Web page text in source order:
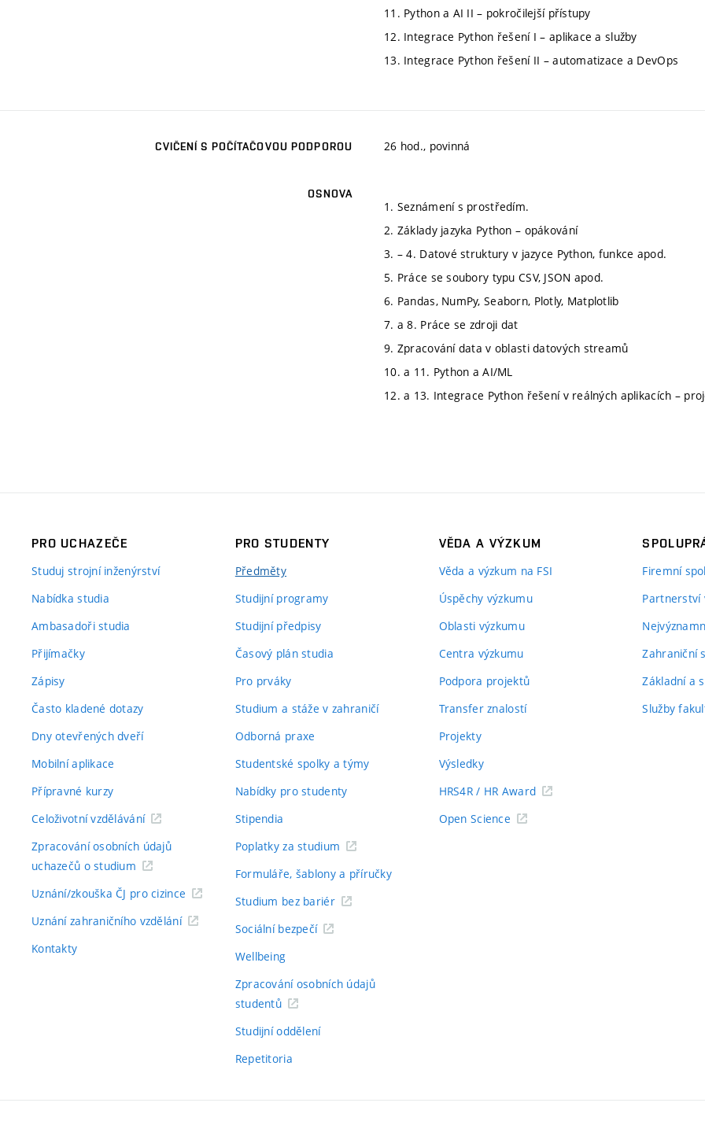
11. Python a AI II – pokročilejší přístupy
12. Integrace Python řešení I – aplikace a služby
13. Integrace Python řešení II – automatizace a DevOps
CVIČENÍ S POČÍTAČOVOU PODPOROU 26 hod., povinná
OSNOVA
1. Seznámení s prostředím.
2. Základy jazyka Python – opákování
3. – 4. Datové struktury v jazyce Python, funkce apod.
5. Práce se soubory typu CSV, JSON apod.
6. Pandas, NumPy, Seaborn, Plotly, Matplotlib
7. a 8. Práce se zdroji dat
9. Zpracování data v oblasti datových streamů
10. a 11. Python a AI/ML
12. a 13. Integrace Python řešení v reálných aplikacích –
PRO UCHAZEČE
Studuj strojní inženýrství
Nabídka studia
Ambasadoři studia
Přijímačky
Zápisy
Často kladené dotazy
Dny otevřených dveří
Mobilní aplikace
Přípravné kurzy
Celoživotní vzdělávání
Zpracování osobních údajů
uchazečů o studium
Uznání/zkouška ČJ pro cizince
Uznání zahraničního vzdělání
Kontakty
PRO STUDENTY
Předměty
Studijní programy
Studijní předpisy
Časový plán studia
Pro prváky
Studium a stáže v zahraničí
Odborná praxe
Studentské spolky a týmy
Nabídky pro studenty
Stipendia
Poplatky za studium
Formuláře, šablony a příručky
Studium bez bariér
Sociální bezpečí
Wellbeing
Zpracování osobních údajů
studentů
Studijní oddělení
Repetitoria
VĚDA A VÝZKUM
Věda a výzkum na FSI
Úspěchy výzkumu
Oblasti výzkumu
Centra výzkumu
Podpora projektů
Transfer znalostí
Projekty
Výsledky
HRS4R / HR Award
Open Science
Firemní
Partnerství
Zahraniční
Základní a
Služby